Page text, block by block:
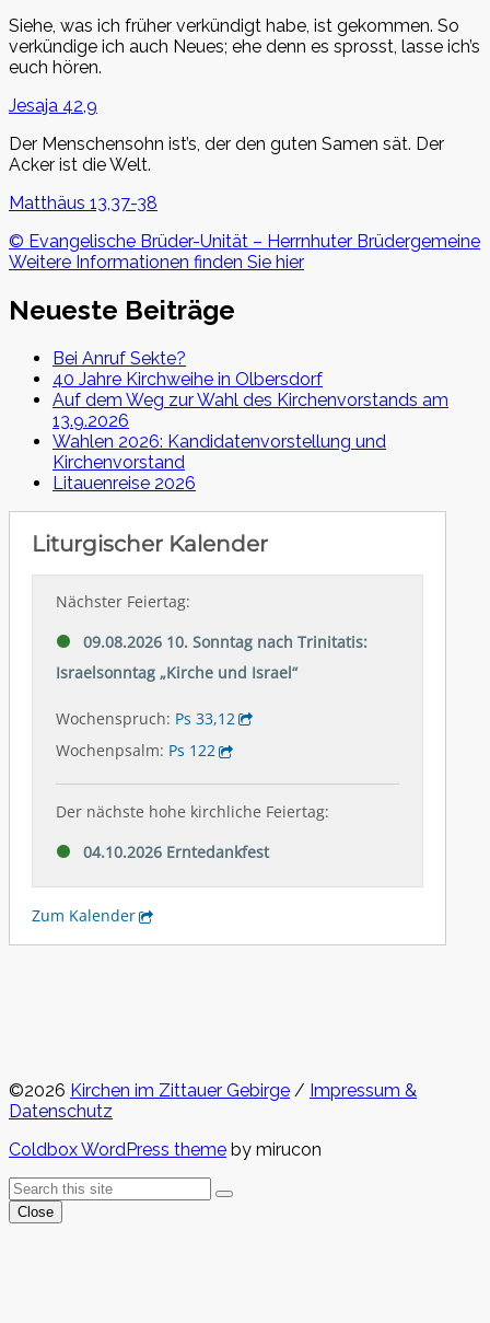
Siehe, was ich früher verkündigt habe, ist gekommen. So
verkündige ich auch Neues; ehe denn es sprosst, lasse ich’s
euch hören.
Jesaja 42,9
Der Menschensohn ist’s, der den guten Samen sät. Der
Acker ist die Welt.
Matthäus 13,37-38
© Evangelische Brüder-Unität – Herrnhuter Brüdergemeine
Weitere Informationen finden Sie hier
Neueste Beiträge
Bei Anruf Sekte?
40 Jahre Kirchweihe in Olbersdorf
Auf dem Weg zur Wahl des Kirchenvorstands am
13.9.2026
Wahlen 2026: Kandidatenvorstellung und
Kirchenvorstand
Litauenreise 2026
©2026 Kirchen im Zittauer Gebirge / Impressum &
Datenschutz
Coldbox WordPress theme by mirucon
Back
To
Top
Search
Search
Close